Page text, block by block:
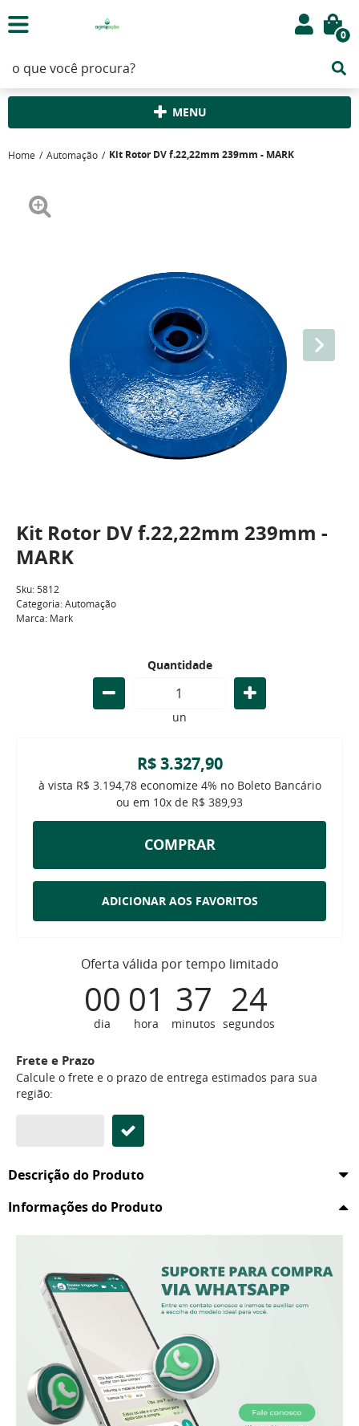
0
MENU
Home Automação Kit Rotor DV f.22,22mm 239mm - MARK
Kit Rotor DV f.22,22mm 239mm -
MARK
Sku:5812
Categoria:Automação
Marca: Mark
Quantidade
un
R$ 3.327,90
à vista R$ 3.194,78economize 4% no Boleto Bancário
ou em 10x de R$ 389,93
COMPRAR
ADICIONAR AOS FAVORITOS
Oferta válida por tempo limitado
00
dia
01
hora
37
minutos
23
segundos
Frete e Prazo
Calcule o frete e o prazo de entrega estimados para sua
região:
Descrição do Produto
Informações do Produto